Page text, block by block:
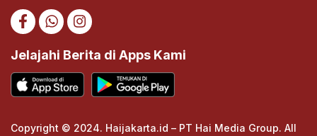
Jelajahi Berita di Apps Kami
Copyright © 2024. Haijakarta.id – PT Hai Media Group. All